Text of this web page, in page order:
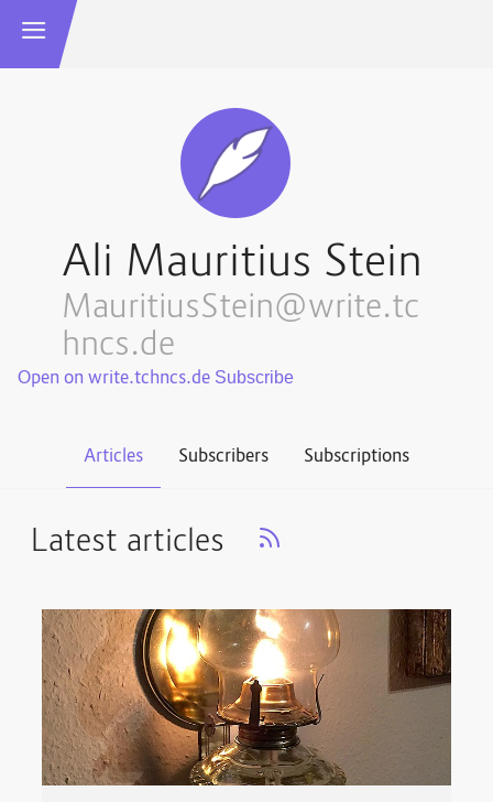
Ali Mauritius Stein
MauritiusStein@write.tc
hncs.de
Open on write.tchncs.de
Articles Subscribers Subscriptions
Latest articles